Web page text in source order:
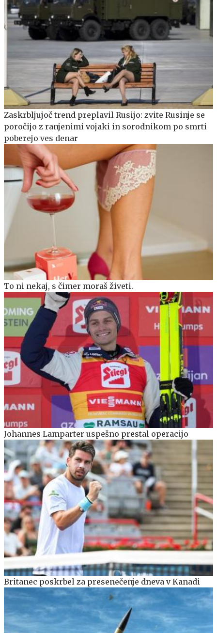
Zaskrbljujoč trend preplavil Rusijo: zvite Rusinje se
poročijo z ranjenimi vojaki in sorodnikom po smrti
poberejo ves denar
To ni nekaj, s čimer moraš živeti.
Johannes Lamparter uspešno prestal operacijo
Britanec poskrbel za presenečenje dneva v Kanadi